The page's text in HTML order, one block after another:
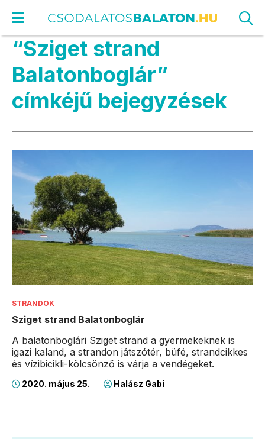
“Sziget strand
Balatonboglár”
címkéjű bejegyzések
STRANDOK
Sziget strand Balatonboglár
A balatonboglári Sziget strand a gyermekeknek is
igazi kaland, a strandon játszótér, büfé, strandcikkes
és vízibicikli-kölcsönző is várja a vendégeket.
2020. május 25. Halász Gabi